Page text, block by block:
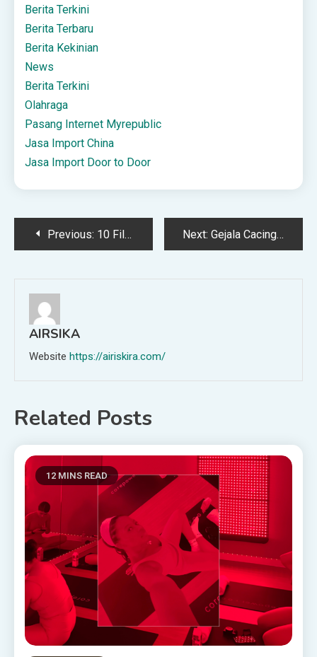
Berita Terkini
Berita Terbaru
Berita Kekinian
News
Berita Terkini
Olahraga
Pasang Internet Myrepublic
Jasa Import China
Jasa Import Door to Door
PostPrevious: 10 Film Spesial Natal dan Tahun Baru Terbaik Sepanjang Masa, Wajib Tonton! Next: Gejala Cacingan Pada Anak, Langkah Mengatasinya
AIRSIKA
Website https://airiskira.com/
Related Posts
12 MINS READ